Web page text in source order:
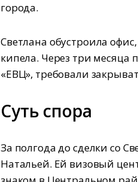
города.
Светлана обустроила
кипела. Через три месяца
«ЕВЦ», требовали
Суть спора
За полгода до сделки со
Натальей. Ей визовый